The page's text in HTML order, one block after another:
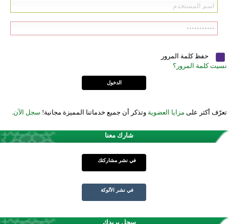
حفظ كلمة المرور
نسيت كلمة المرور؟
تعرّف أكثر على مزايا العضوية وتذكر أن جميع خدماتنا المميزة مجانية! سجل الآن
شارك معنا
في نشر مشاركتك
في نشر الألوكة
سجل بريدك